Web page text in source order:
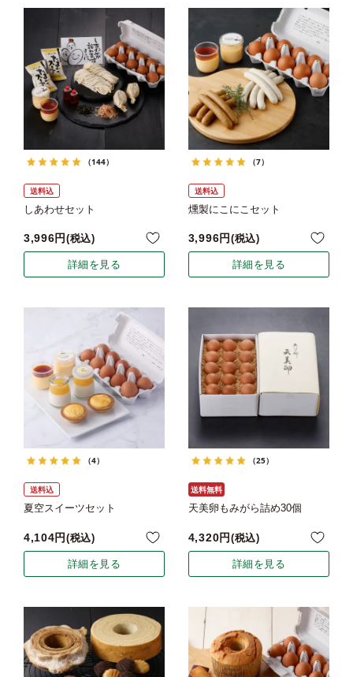
（144）
送料込
しあわせセット
3,996 税込
詳細を見る
（7）
送料込
燻製にこにこセット
3,996 税込
詳細を見る
（4）
送料込
夏空スイーツセット
4,104 税込
詳細を見る
（25）
送料無料
天美卵もみがら詰め30個
4,320 税込
詳細を見る